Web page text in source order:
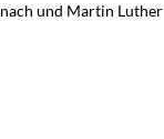
und Martin Luther